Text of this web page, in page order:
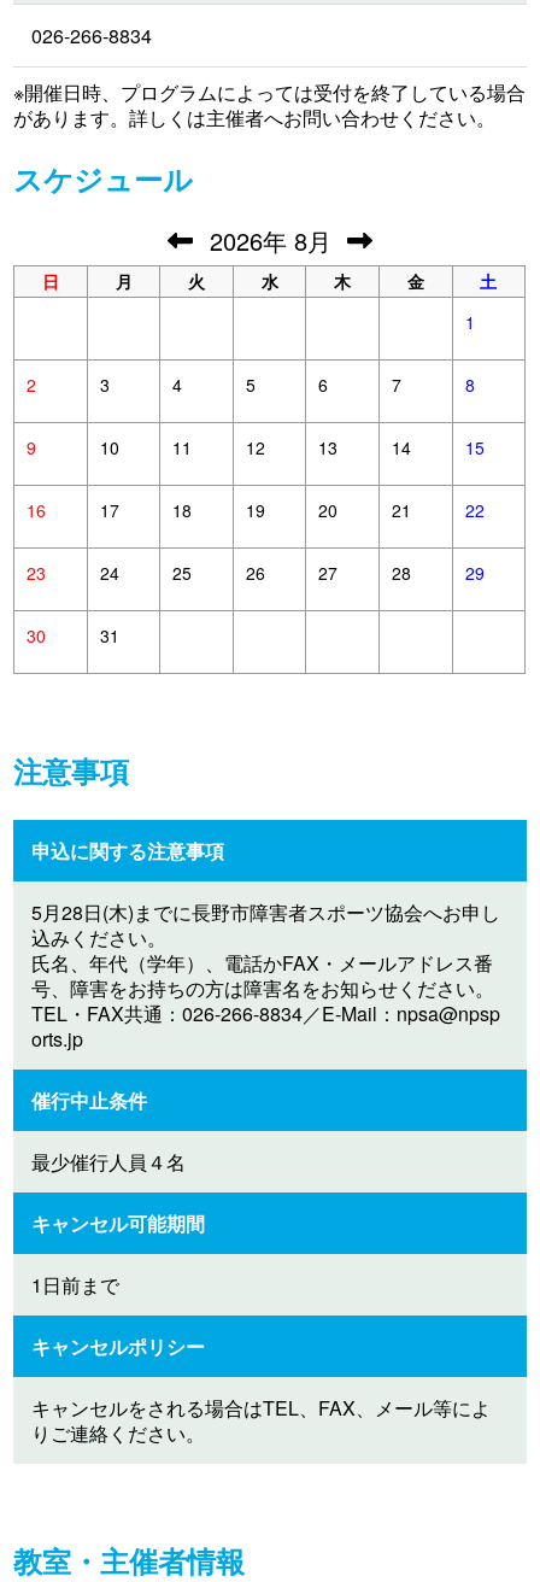
026-266-8834
※開催日時、プログラムによっては受付を終了している場合
があります。詳しくは主催者へお問い合わせください。
スケジュール
2026年 8月
日 月 火 水 木 金
土
1
2 3 4 5 6 7 8
9 10 11 12 13 14 15
16 17 18 19 20 21 22
23 24 25 26 27 28 29
30 31
注意事項
申込に関する注意事項
5月28日(木)までに長野市障害者スポーツ協会へお申し
込みください。
氏名、年代（学年）、電話かFAX・メールアドレス番
号、障害をお持ちの方は障害名をお知らせください。
TEL・FAX共通：026-266-8834／E-Mail： npsa@npsp
orts.jp
催行中止条件
最少催行人員４名
キャンセル可能期間
1日前まで
キャンセルポリシー
キャンセルをされる場合はTEL、FAX、メール等によ
りご連絡ください。
教室・主催者情報